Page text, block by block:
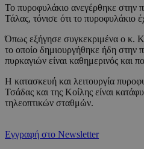
Το πυροφυλάκιο ανεγέρθηκε
Τάλας, τόνισε ότι το πυροφυλάκιο
Όπως εξήγησε συγκεκριμένα ο κ.
το οποίο δημιουργήθηκε ήδη στην
πυρκαγιών είναι καθημερινός και
Η κατασκευή και λειτουργία
Τσάδας και της Κοίλης είναι
τηλεοπτικών σταθμών.
Εγγραφή στο Newsletter